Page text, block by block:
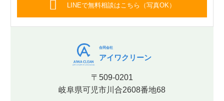
LINEで無料相談はこちら（写真OK）
合同会社
アイワクリーン
〒509-0201
岐阜県可児市川合2608番地68